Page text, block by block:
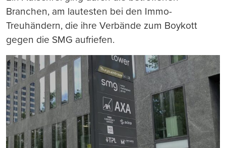
Branchen, am lautesten bei den Immo-
Treuhändern, die ihre Verbände zum Boykott
gegen die SMG aufriefen.